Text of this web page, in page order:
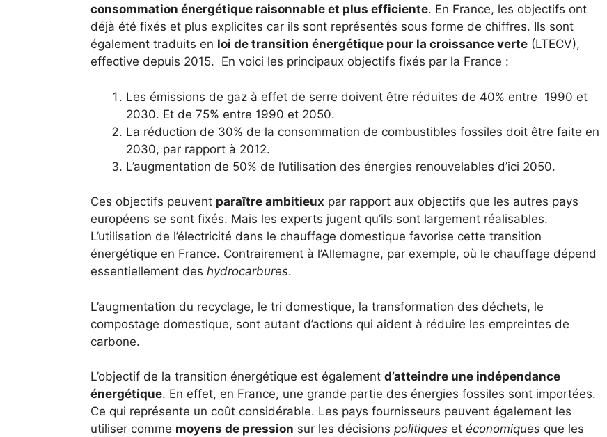
consommation énergétique raisonnable et plus efficiente. En France, les objectifs ont
déjà été fixés et plus explicites car ils sont représentés sous forme de chiffres. Ils sont
également traduits en loi de transition énergétique pour la croissance verte(LTECV),
effective depuis 2015. En voici les principaux objectifs fixés par la France :
Les émissions de gaz à effet de serre doivent être réduites de 40% entre 1990 et
2030. Et de 75% entre 1990 et 2050.
La réduction de 30% de la consommation de combustibles fossiles doit être faite en
2030, par rapport à 2012.
L’augmentation de 50% de l’utilisation des énergies renouvelables d’ici 2050.
Ces objectifs peuvent paraître ambitieux par rapport aux objectifs que les autres pays
européens se sont fixés. Mais les experts jugent qu’ils sont largement réalisables.
L’utilisation de l’électricité dans le chauffage domestique favorise cette transition
énergétique en France. Contrairement à l’Allemagne, par exemple, où le chauffage dépend
essentiellement des hydrocarbures.
L’augmentation du recyclage, le tri domestique, la transformation des déchets, le
compostage domestique, sont autant d’actions qui aident à réduire les empreintes de
carbone.
L’objectif de la transition énergétique est également d’atteindre une indépendance
énergétique. En effet, en France, une grande partie des énergies fossiles sont importées.
Ce qui représente un coût considérable. Les pays fournisseurs peuvent également les
utiliser comme moyens de pression sur les décisions politiqueset économiquesque les